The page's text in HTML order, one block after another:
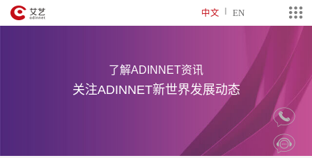
中文 EN
了解ADINNET资讯
关注ADINNET新世界发展动态